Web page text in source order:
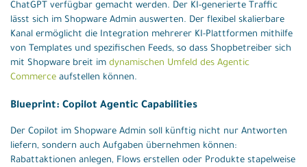
ChatGPT verfügbar gemacht werden. Der KI-generierte Traffic
lässt sich im Shopware Admin auswerten. Der flexibel skalierbare
Kanal ermöglicht die Integration mehrerer KI-Plattformen mithilfe
von Templates und spezifischen Feeds, so dass Shopbetreiber sich
mit Shopware breit im dynamischen Umfeld des Agentic
Commerce aufstellen können.
Blueprint: Copilot Agentic Capabilities
Der Copilot im Shopware Admin soll künftig nicht nur Antworten
liefern, sondern auch Aufgaben übernehmen können:
Rabattaktionen anlegen, Flows erstellen oder Produkte stapelweise